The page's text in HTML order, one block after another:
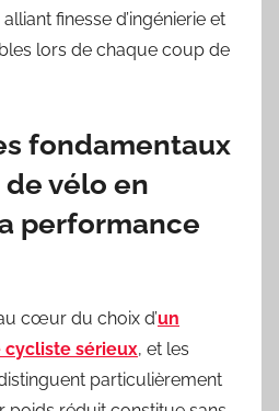
finesse d’ingénierie et
lors de chaque coup de
fondamentaux
vélo en
performance
cœur du choix d’un
sérieux, et les
particulièrement